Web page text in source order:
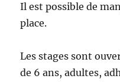
Il est possible de
place.
Les stages sont
de 6 ans, adultes,